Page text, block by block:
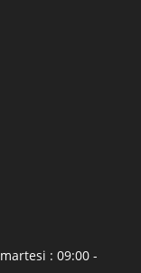
: 09:00 -